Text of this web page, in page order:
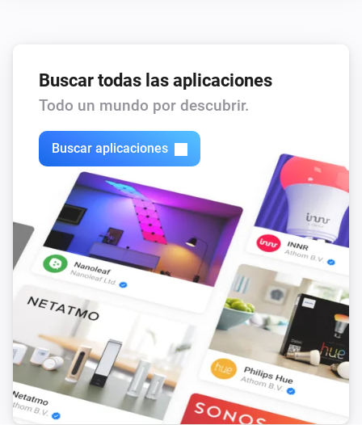
Buscar todas las aplicaciones
Todo un mundo por descubrir.
Buscar aplicaciones